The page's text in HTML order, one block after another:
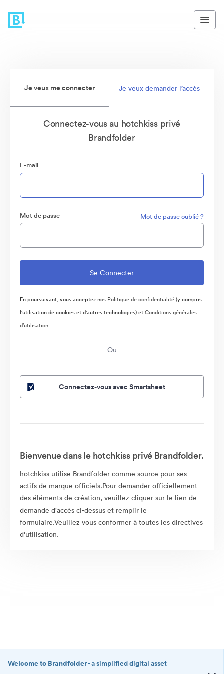
Je veux me connecter Je veux demander l’accès
Connectez-vous au hotchkiss privé
Brandfolder
E-mail
Mot de passe Mot de passe oublié ?
En poursuivant, vous acceptez nos Politique de confidentialité(y compris
l'utilisation de cookies et d'autres technologies) etConditions générales
d’utilisation
Ou
Connectez-vous avec Smartsheet
Bienvenue dans le hotchkiss privé Brandfolder.
hotchkiss utilise Brandfolder comme source pour ses
actifs de marque officiels.Pour demander officiellement
des éléments de création, veuillez cliquer sur le lien de
demande d'accès ci-dessus et remplir le
formulaire.Veuillez vous conformer à toutes les directives
d'utilisation.
Welcome to Brandfolder- a simplified digital asset